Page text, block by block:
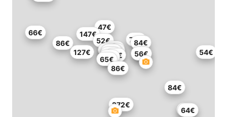
272€
46€
75€
47€
47€ 54€
84€
96€
1.05€
84€
65€
86€
147€
52€
53€
64€
53€
66€
51€
56€
53€
52€
54€
127€
86€